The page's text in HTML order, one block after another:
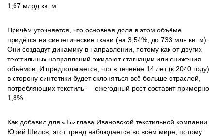
1,67 млрд кв. м.
Причём уточняется, что основная доля в этом объёме
придётся на синтетические ткани (на 3,54%, до 733 млн кв. м).
Они создадут динамику в направлении, потому как от других
текстильных направлений ожидают стагнации или снижения
объёмов. И предполагается, что в течение 14 лет (к 2040 году)
в сторону синтетики будет склоняться всё больше отраслей,
потребляющих текстиль — ежегодный рост составит примерно
1,8%.
Как добавил для «Ъ» глава Ивановской текстильной компании
Юрий Шилов, этот тренд наблюдается во всём мире, потому